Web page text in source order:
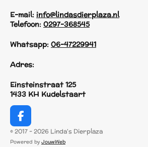
E-mail: info@lindasdierplaza.nl
Telefoon: 0297-368545
Whatsapp: 06-47229941
Adres:
Einsteinstraat 125
1433 KH Kudelstaart
F
a
c
© 2017 - 2026 Linda's Dierplaza
Powered by JouwWeb